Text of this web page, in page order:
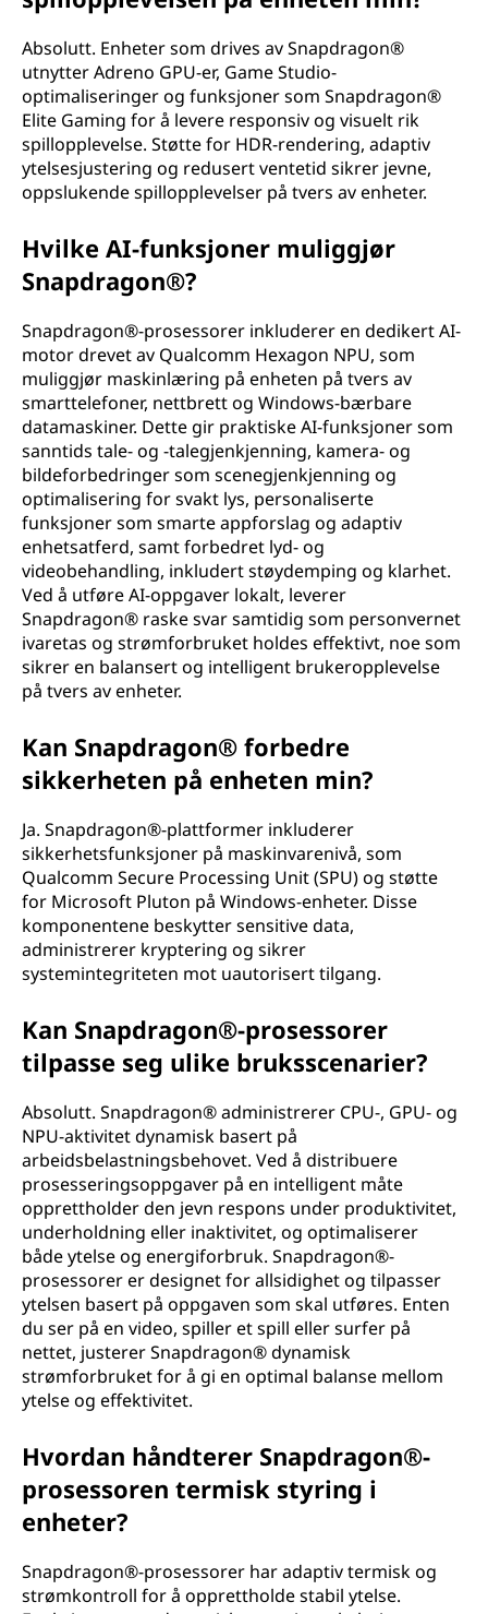
Absolutt. Enheter som drives av Snapdragon®
utnytter Adreno GPU-er, Game Studio-
optimaliseringer og funksjoner som Snapdragon®
Elite Gaming for å levere responsiv og visuelt rik
spillopplevelse. Støtte for HDR-rendering, adaptiv
ytelsesjustering og redusert ventetid sikrer jevne,
oppslukende spillopplevelser på tvers av enheter.
Hvilke AI-funksjoner muliggjør
Snapdragon®?
Snapdragon®-prosessorer inkluderer en dedikert AI-
motor drevet av Qualcomm Hexagon NPU, som
muliggjør maskinlæring på enheten på tvers av
smarttelefoner, nettbrett og Windows-bærbare
datamaskiner. Dette gir praktiske AI-funksjoner som
sanntids tale- og -talegjenkjenning, kamera- og
bildeforbedringer som scenegjenkjenning og
optimalisering for svakt lys, personaliserte
funksjoner som smarte appforslag og adaptiv
enhetsatferd, samt forbedret lyd- og
videobehandling, inkludert støydemping og klarhet.
Ved å utføre AI-oppgaver lokalt, leverer
Snapdragon® raske svar samtidig som personvernet
ivaretas og strømforbruket holdes effektivt, noe som
sikrer en balansert og intelligent brukeropplevelse
på tvers av enheter.
Kan Snapdragon® forbedre
sikkerheten på enheten min?
Ja. Snapdragon®-plattformer inkluderer
sikkerhetsfunksjoner på maskinvarenivå, som
Qualcomm Secure Processing Unit (SPU) og støtte
for Microsoft Pluton på Windows-enheter. Disse
komponentene beskytter sensitive data,
administrerer kryptering og sikrer
systemintegriteten mot uautorisert tilgang.
Kan Snapdragon®-prosessorer
tilpasse seg ulike bruksscenarier?
Absolutt. Snapdragon® administrerer CPU-, GPU- og
NPU-aktivitet dynamisk basert på
arbeidsbelastningsbehovet. Ved å distribuere
prosesseringsoppgaver på en intelligent måte
opprettholder den jevn respons under produktivitet,
underholdning eller inaktivitet, og optimaliserer
både ytelse og energiforbruk. Snapdragon®-
prosessorer er designet for allsidighet og tilpasser
ytelsen basert på oppgaven som skal utføres. Enten
du ser på en video, spiller et spill eller surfer på
nettet, justerer Snapdragon® dynamisk
strømforbruket for å gi en optimal balanse mellom
ytelse og effektivitet.
Hvordan håndterer Snapdragon®-
prosessoren termisk styring i
enheter?
Snapdragon®-prosessorer har adaptiv termisk og
strømkontroll for å opprettholde stabil ytelse.